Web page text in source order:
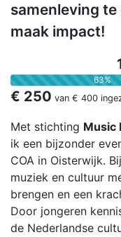
samenleving te
maak impact!
63%
€ 250 van € 400
Met stichting Music
ik een bijzonder
COA in Oisterwijk.
muziek en cultuur
brengen en een
Door jongeren
de Nederlandse